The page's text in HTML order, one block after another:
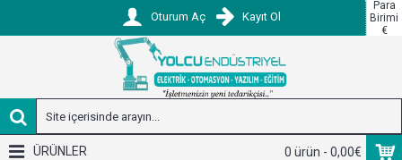
Para
Birimi
€
Oturum Aç Kayıt Ol
0 ürün - 0,00€
ÜRÜNLER